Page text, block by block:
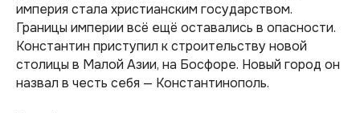
империя стала христианским государством.
Границы империи всё ещё оставались в опасности.
Константин приступил к строительству новой
столицы в Малой Азии, на Босфоре. Новый город он
назвал в честь себя — Константинополь.